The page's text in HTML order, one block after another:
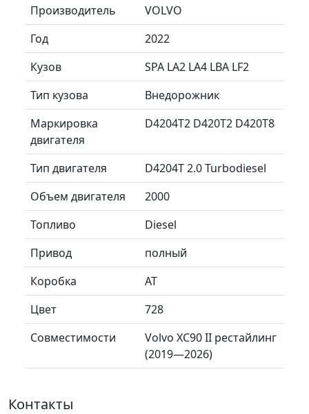
Производитель
VOLVO
Год
2022
Кузов
SPA LA2 LA4 LBA LF2
Тип кузова
Внедорожник
Маркировка
двигателя
D4204T2 D420T2 D420T8
Тип двигателя
D4204T 2.0 Turbodiesel
Объем двигателя
2000
Топливо
Diesel
Привод
полный
Коробка
AT
Цвет
728
Совместимости
Volvo XC90 II рестайлинг
(2019—2026)
Контакты